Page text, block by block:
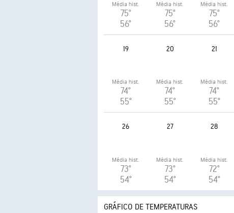
Média hist.
75°
56°
Média hist.
75°
56°
Média hist.
75°
56°
19
Média hist.
74°
55°
20
Média hist.
74°
55°
21
Média hist.
74°
55°
26
Média hist.
73°
54°
27
Média hist.
73°
54°
28
Média hist.
72°
54°
GRÁFICO DE TEMPERATURAS